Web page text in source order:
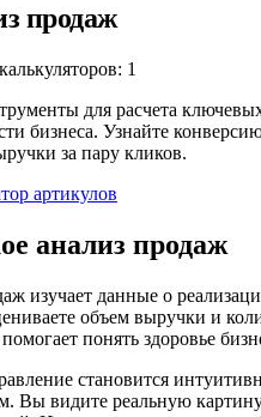
продаж
1
для расчета
бизнеса. Узнайте
за пару кликов.
артикулов
анализ продаж
изучает данные о
объем выручки и
понять здоровье
становится
Вы видите реальную